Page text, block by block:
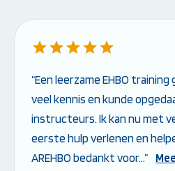
“Een leerzame EHBO training
veel kennis en kunde
instructeurs. Ik kan nu met
eerste hulp verlenen en
AREHBO bedankt voor…”